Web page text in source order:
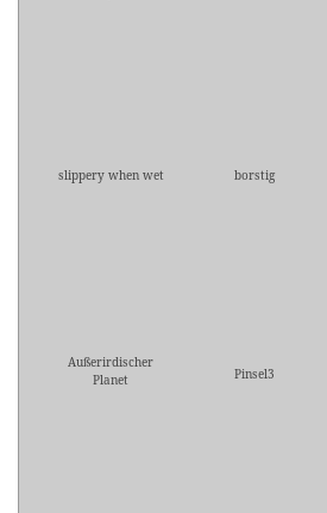
slippery when wet borstig
Außerirdischer
Planet
Pinsel3